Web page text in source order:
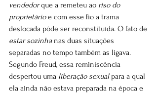
vendedor que a remeteu ao riso do
proprietário e com esse fio a trama
deslocada pôde ser reconstituída. O fato de
estar sozinha nas duas situações
separadas no tempo também as ligava.
Segundo Freud, essa reminiscência
despertou uma liberação sexual para a qual
ela ainda não estava preparada na época e